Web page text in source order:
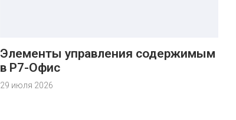
Элементы управления содержимым
в Р7-Офис
29 июля 2026